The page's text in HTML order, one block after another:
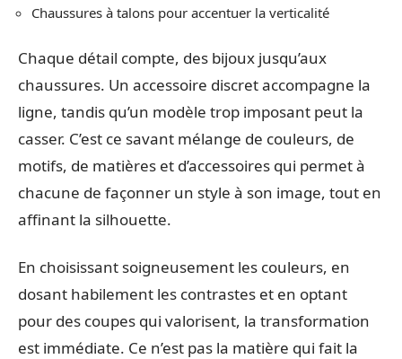
Chaussures à talons pour accentuer la verticalité
Chaque détail compte, des bijoux jusqu’aux
chaussures. Un accessoire discret accompagne la
ligne, tandis qu’un modèle trop imposant peut la
casser. C’est ce savant mélange de couleurs, de
motifs, de matières et d’accessoires qui permet à
chacune de façonner un style à son image, tout en
affinant la silhouette.
En choisissant soigneusement les couleurs, en
dosant habilement les contrastes et en optant
pour des coupes qui valorisent, la transformation
est immédiate. Ce n’est pas la matière qui fait la